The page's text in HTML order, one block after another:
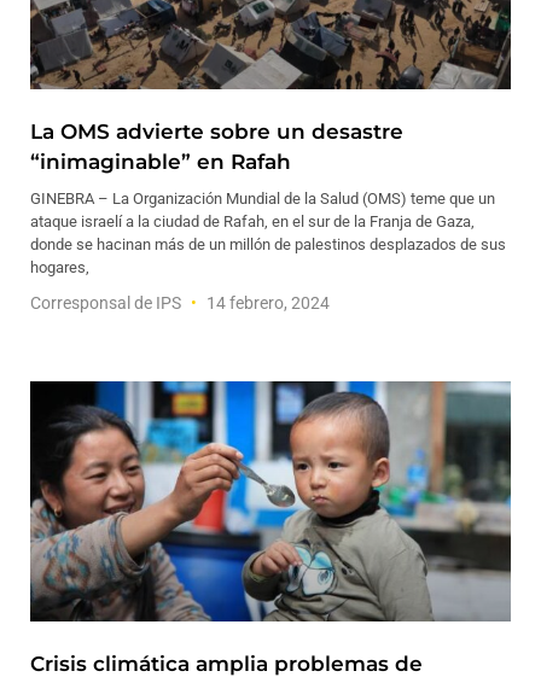
La OMS advierte sobre un desastre
“inimaginable” en Rafah
GINEBRA – La Organización Mundial de la Salud (OMS) teme que un
ataque israelí a la ciudad de Rafah, en el sur de la Franja de Gaza,
donde se hacinan más de un millón de palestinos desplazados de sus
hogares,
Corresponsal de IPS 14 febrero, 2024
Crisis climática amplia problemas de